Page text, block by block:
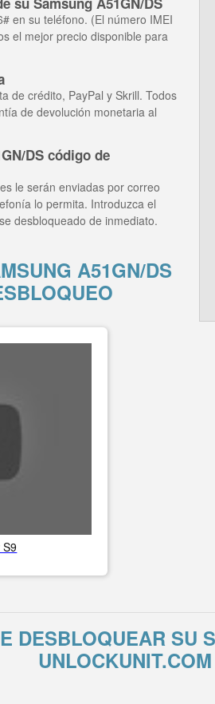
en su teléfono. (El número IMEI
el mejor precio disponible para
de crédito, PayPal y Skrill. Todos
de devolución monetaria al
DS código de
le serán enviadas por correo
lo permita. Introduzca el
desbloqueado de inmediato.
A51GN/DS
DESBLOQUEAR SU
UNLOCKUNIT.COM